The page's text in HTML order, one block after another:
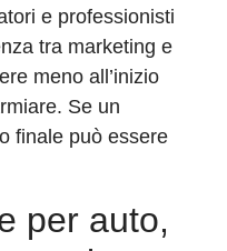
e professionisti
tra marketing e
meno all’inizio
Se un
finale può essere
per auto,